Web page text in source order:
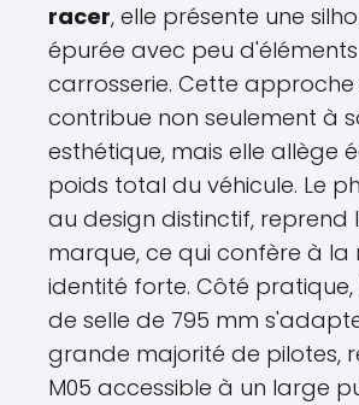
racer, elle présente une
épurée avec peu
carrosserie. Cette approche
contribue non seulement à
esthétique, mais elle allège
poids total du véhicule. Le
au design distinctif, reprend
marque, ce qui confère à la
identité forte. Côté
de selle de 795 mm
grande majorité de pilotes,
M05 accessible à un large